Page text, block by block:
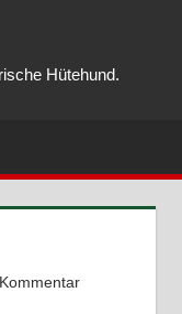
Hütehund.
Kommentar